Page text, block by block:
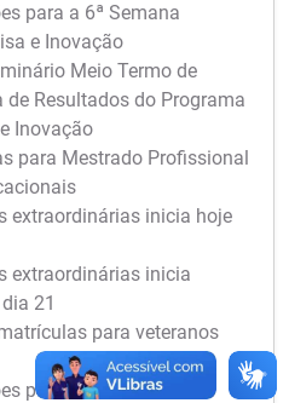
para a 6ª Semana
e Inovação
Meio Termo de
de Resultados do Programa
Inovação
para Mestrado Profissional
extraordinárias inicia hoje
extraordinárias inicia
21
para veteranos
para a 6ª Semana